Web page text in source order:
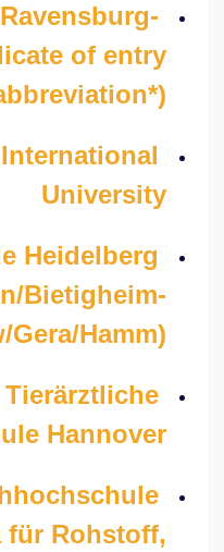
of entry
University
Heidelberg
Bietigheim-
Hamm)
Hannover
für Rohstoff,